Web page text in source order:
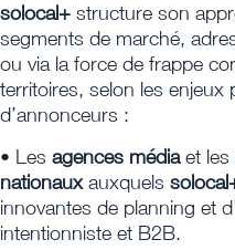
solocal+ structure son
segments de marché,
ou via la force de frappe
territoires, selon les
d’annonceurs :
• Les agences médiaet les
nationauxauxquels
innovantes de planning et
intentionniste et B2B.